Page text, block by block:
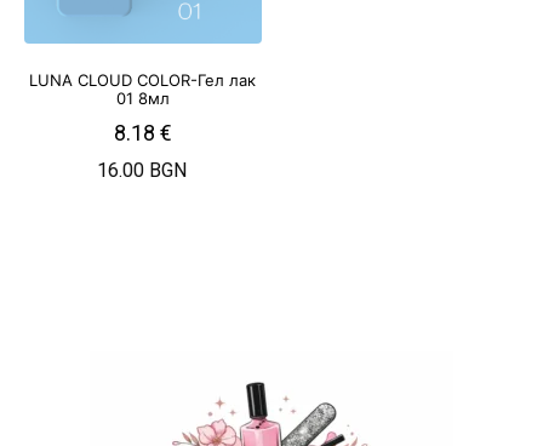
LUNA CLOUD COLOR-Гел лак
01 8мл
8.18 €
16.00 BGN